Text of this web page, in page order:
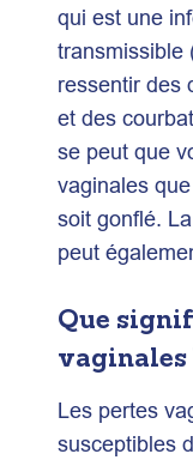
qui est une
transmissible
ressentir des
et des
se peut que
vaginales
soit gonflé.
peut
Que
Les pertes
susceptibles